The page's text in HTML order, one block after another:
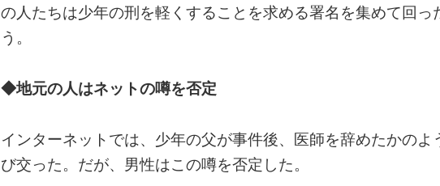
の人たちは少年の刑を軽くすることを求める署名を集めて回っ
う。
◆地元の人はネットの噂を否定
インターネットでは、少年の父が事件後、医師を辞めたかのよ
び交った。だが、男性はこの噂を否定した。